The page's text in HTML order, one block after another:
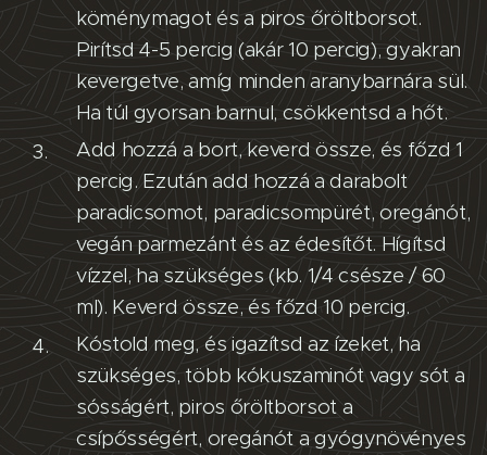
köménymagot és a piros őröltborsot.
Pirítsd 4-5 percig (akár 10 percig), gyakran
kevergetve, amíg minden aranybarnára sül.
Ha túl gyorsan barnul, csökkentsd a hőt.
Add hozzá a bort, keverd össze, és főzd 1
percig. Ezután add hozzá a darabolt
paradicsomot, paradicsompürét, oregánót,
vegán parmezánt és az édesítőt. Hígítsd
vízzel, ha szükséges (kb. 1/4 csésze / 60
ml). Keverd össze, és főzd 10 percig.
Kóstold meg, és igazítsd az ízeket, ha
szükséges, több kókuszaminót vagy sót a
sósságért, piros őröltborsot a
csípősségért, oregánót a gyógynövényes